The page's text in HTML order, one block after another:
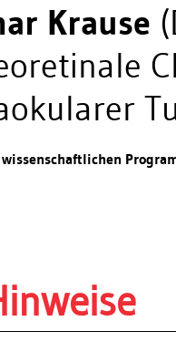
Krause
wissenschaftlichen